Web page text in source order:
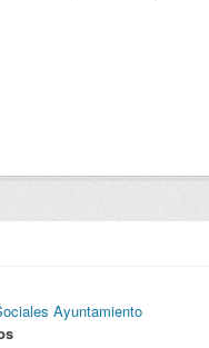
Ayuntamiento